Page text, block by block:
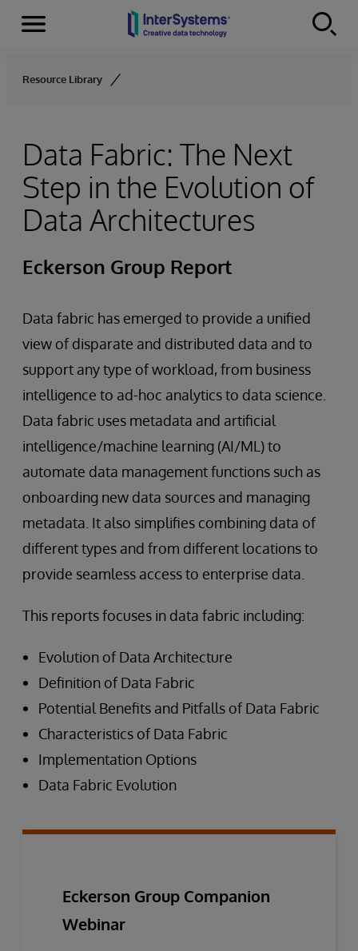
Skip to content
Menu
Resource Library
Data Fabric: The Next
Step in the Evolution of
Data Architectures
Eckerson Group Report
Data fabric has emerged to provide a unified
view of disparate and distributed data and to
support any type of workload, from business
intelligence to ad-hoc analytics to data science.
Data fabric uses metadata and artificial
intelligence/machine learning (AI/ML) to
automate data management functions such as
onboarding new data sources and managing
metadata. It also simplifies combining data of
different types and from different locations to
provide seamless access to enterprise data.
This reports focuses in data fabric including:
Evolution of Data Architecture
Definition of Data Fabric
Potential Benefits and Pitfalls of Data Fabric
Characteristics of Data Fabric
Implementation Options
Data Fabric Evolution
Eckerson Group Companion
Webinar